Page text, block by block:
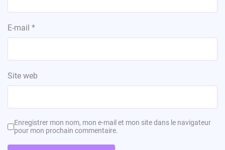
E-mail *
Site web
Enregistrer mon nom, mon e-mail et mon site dans le navigateur
pour mon prochain commentaire.